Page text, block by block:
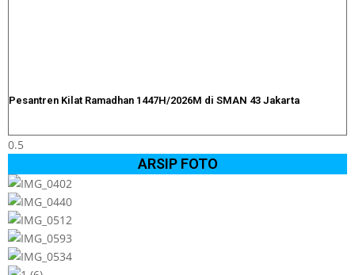
Pesantren Kilat Ramadhan 1447H/2026M di SMAN 43 Jakarta
ARSIP FOTO